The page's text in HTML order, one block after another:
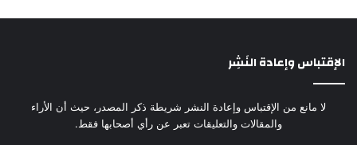
الإقتباس وإعادة النَشِر
لا مانع من الإقتباس وإعادة النشر شريطة ذكر المصدر، حيث أن الأراء
والمقالات والتعليقات تعبر عن رأي أصحابها فقط.